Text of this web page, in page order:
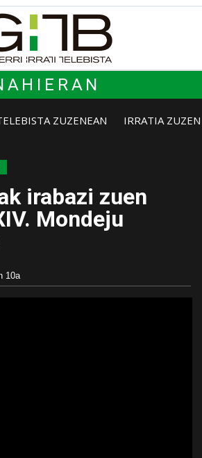
ZUZENEAN IRRATIA
irabazi zuen
Mondeju
10a